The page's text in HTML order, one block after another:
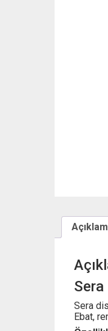
Sera
Ebat,